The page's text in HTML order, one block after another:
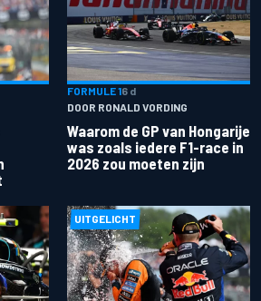
FORMULE 16 d
DOOR RONALD VORDING
Waarom de GP van Hongarije
was zoals iedere F1-race in
2026 zou moeten zijn
UITGELICHT